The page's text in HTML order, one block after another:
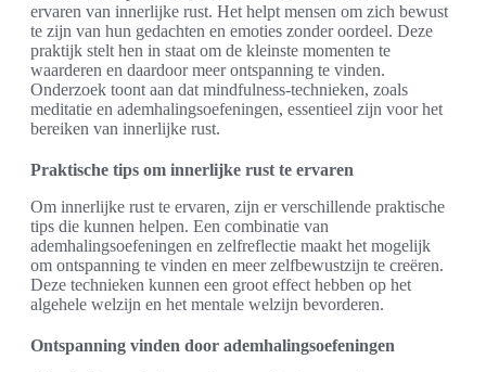
ervaren van innerlijke rust. Het helpt mensen om zich bewust
te zijn van hun gedachten en emoties zonder oordeel. Deze
praktijk stelt hen in staat om de kleinste momenten te
waarderen en daardoor meer ontspanning te vinden.
Onderzoek toont aan dat mindfulness-technieken, zoals
meditatie en ademhalingsoefeningen, essentieel zijn voor het
bereiken van innerlijke rust.
Praktische tips om innerlijke rust te ervaren
Om innerlijke rust te ervaren, zijn er verschillende praktische
tips die kunnen helpen. Een combinatie van
ademhalingsoefeningen en zelfreflectie maakt het mogelijk
om ontspanning te vinden en meer zelfbewustzijn te creëren.
Deze technieken kunnen een groot effect hebben op het
algehele welzijn en het mentale welzijn bevorderen.
Ontspanning vinden door ademhalingsoefeningen